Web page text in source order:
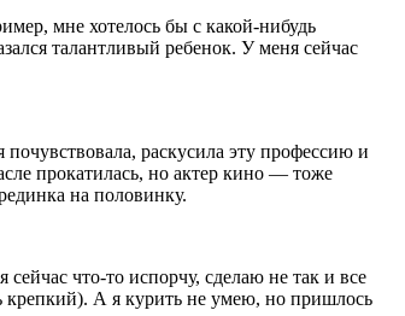
мне хотелось бы с какой-нибудь
талантливый ребенок. У меня сейчас
раскусила эту профессию и
прокатилась, но актер кино — тоже
на половинку.
сейчас что-то испорчу, сделаю не так и все
крепкий). А я курить не умею, но пришлось